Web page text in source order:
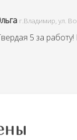
г.Владимир, ул.
5 за